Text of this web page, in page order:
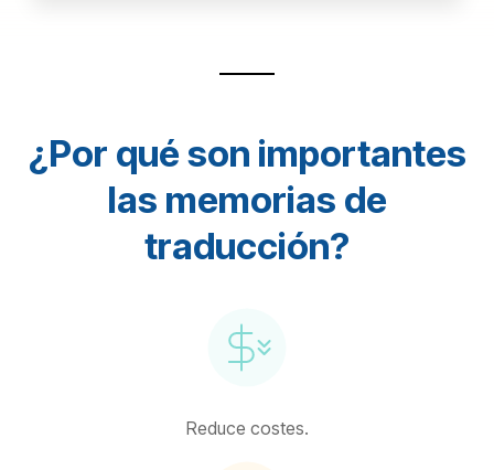
¿Por qué son importantes
las memorias de
traducción?
Reduce costes.